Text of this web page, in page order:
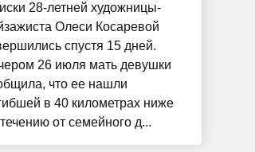
28-летней художницы-
Олеси Косаревой
спустя 15 дней.
26 июля мать девушки
что ее нашли
в 40 километрах ниже
от семейного д...